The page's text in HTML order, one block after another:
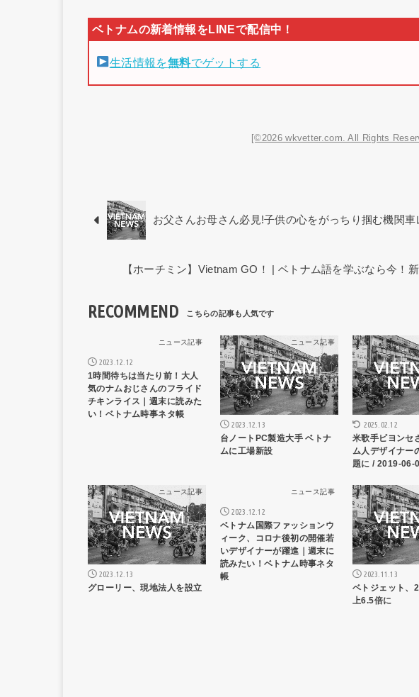
生活情報を無料でゲットする
[©2026 wkvetter.com. All Rights
お父さんお母さん必見!子供の心をがっちり掴む機関車
【ホーチミン】Vietnam GO！ | ベトナム語を学ぶなら今！
RECOMMEND
ニュース記事
2023.12.12
1時間待ちは当たり前！大人
気のナムおじさんのフライド
チキンライス｜週末に読みた
い！ベトナム時事ネタ帳
ニュース記事
2023.12.13
台ノートPC製造大手 ベトナ
ムに工場新設
2025.02.12
米歌手ビヨンセ
ム人デザイナー
題に / 2019-06-
ニュース記事
2023.12.13
グローリー、現地法人を設立
ニュース記事
2023.12.12
ベトナム国際ファッションウ
ィーク、コロナ後初の開催若
いデザイナーが躍進｜週末に
読みたい！ベトナム時事ネタ
帳
2023.11.13
ベトジェット、
上6.5倍に